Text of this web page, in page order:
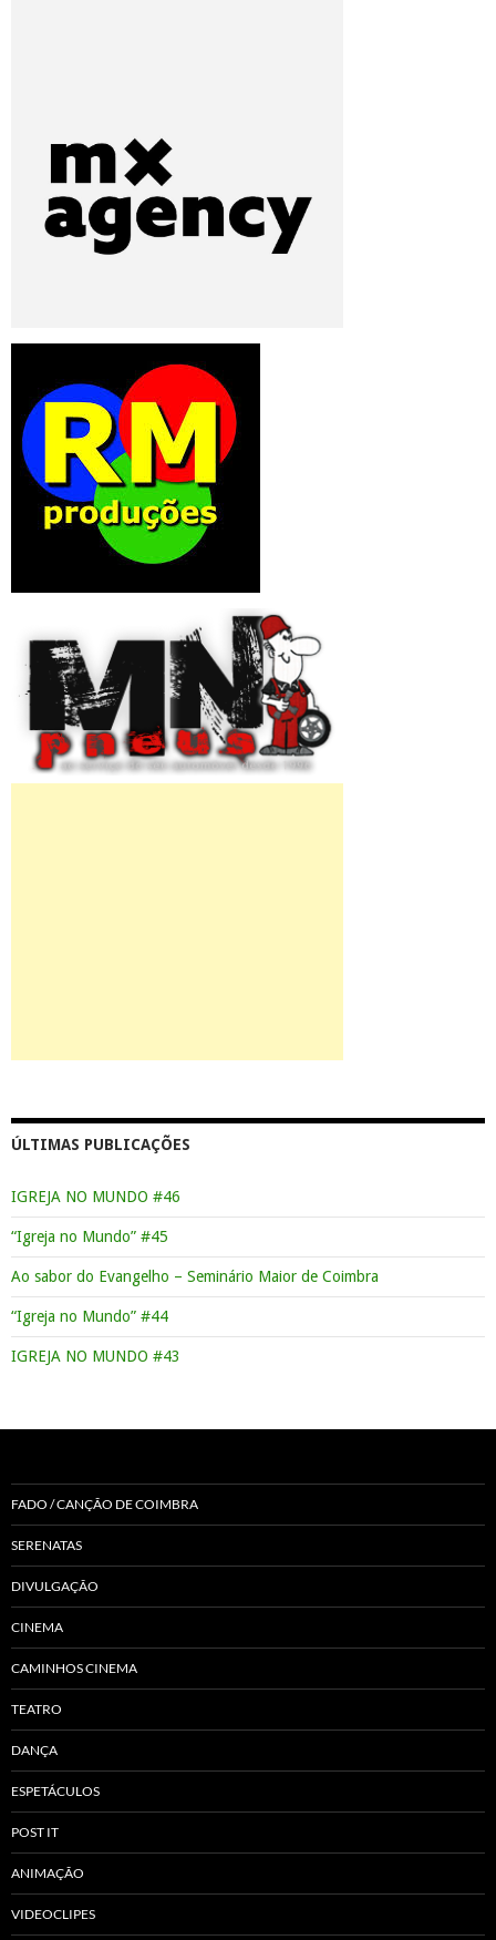
ÚLTIMAS PUBLICAÇÕES
IGREJA NO MUNDO #46
“Igreja no Mundo” #45
Ao sabor do Evangelho – Seminário Maior de Coimbra
“Igreja no Mundo” #44
IGREJA NO MUNDO #43
FADO / CANÇÃO DE COIMBRA
SERENATAS
DIVULGAÇÃO
CINEMA
CAMINHOS CINEMA
TEATRO
DANÇA
ESPETÁCULOS
POST IT
ANIMAÇÃO
VIDEOCLIPES